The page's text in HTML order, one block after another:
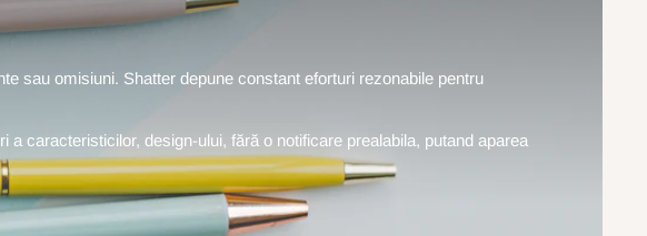
sau omisiuni. Shatter depune constant eforturi rezonabile pentru
caracteristicilor, design-ului, fără o notificare prealabila, putand aparea